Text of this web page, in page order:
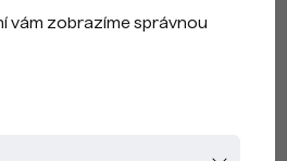
vám zobrazíme správnou